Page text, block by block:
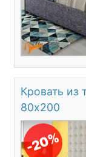
Кровать
80х200
-20%